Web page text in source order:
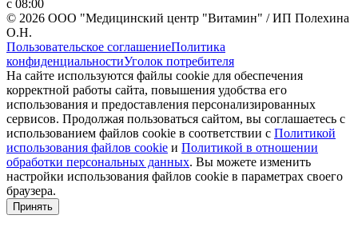
с 08:00
© 2026 ООО "Медицинский центр "Витамин" / ИП Полехина
О.Н.
Пользовательское соглашениеПолитика
конфиденциальностиУголок потребителя
На сайте используются файлы cookie для обеспечения
корректной работы сайта, повышения удобства его
использования и предоставления персонализированных
сервисов. Продолжая пользоваться сайтом, вы соглашаетесь с
использованием файлов cookie в соответствии с Политикой
использования файлов cookie и Политикой в отношении
обработки персональных данных. Вы можете изменить
настройки использования файлов cookie в параметрах своего
браузера.
Принять